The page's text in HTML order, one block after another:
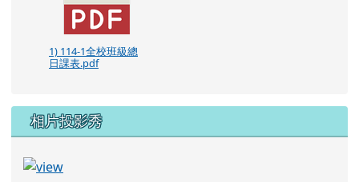
1) 114-1全校班級總
日課表.pdf
相片投影秀